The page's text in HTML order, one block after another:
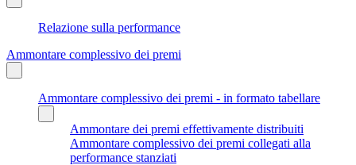
Relazione sulla performance
Ammontare complessivo dei premi
Ammontare complessivo dei premi - in formato tabellare
Ammontare dei premi effettivamente distribuiti
Ammontare complessivo dei premi collegati alla
performance stanziati